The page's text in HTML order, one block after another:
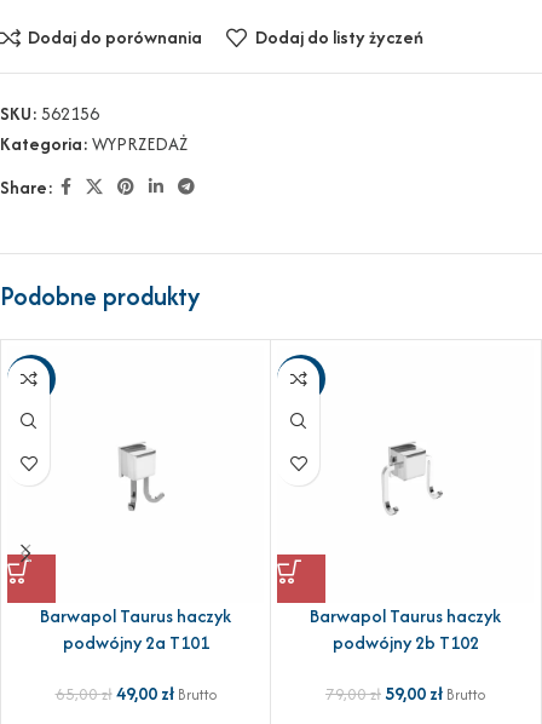
Dodaj do porównania Dodaj do listy życzeń
SKU:562156
Kategoria:WYPRZEDAŻ
Share:
Podobne produkty
-25%
Barwapol Taurus haczyk
podwójny 2a T101
65,00zł49,00zł Brutto
-25%
Barwapol Taurus haczyk
podwójny 2b T102
79,00zł59,00zł Brutto